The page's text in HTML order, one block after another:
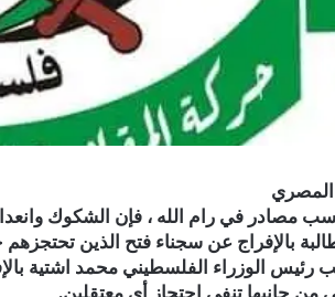
المصري
مصادر في رام الله ، فإن الشكوك
بالإفراج عن سجناء فتح الذين